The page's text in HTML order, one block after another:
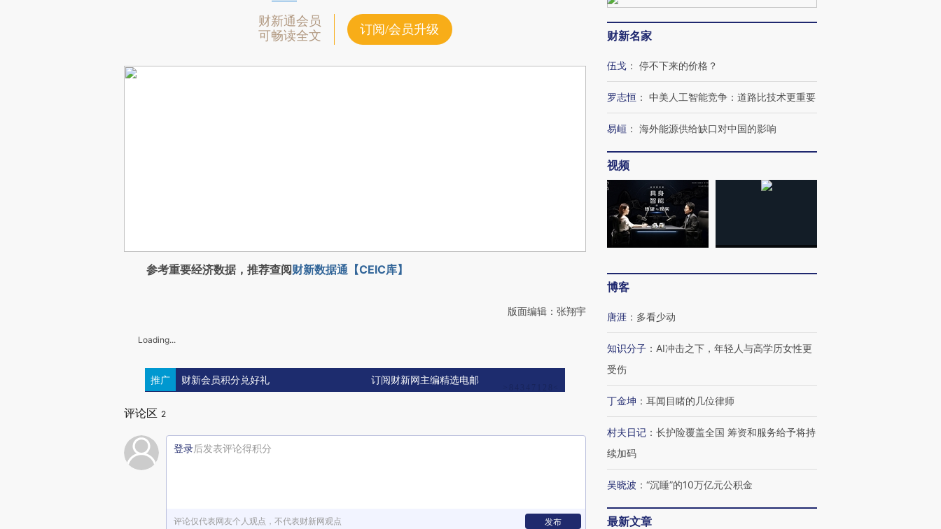
财新通会员
可畅读全文
订阅/会员升级
参考重要经济数据，推荐查阅财新数据通【CEIC库】
版面编辑：张翔宇
Loading...
推广 财新会员积分兑好礼 订阅财新网主编精选电邮
评论区 2
登录后发表评论得积分
评论仅代表网友个人观点，不代表财新网观点 发布
财新名家
伍戈 ： 停不下来的价格？
罗志恒 ： 中美人工智能竞争：道路比技术更重要
易峘 ： 海外能源供给缺口对中国的影响
视频
博客
唐涯 ： 多看少动
知识分子 ： AI冲击之下，年轻人与高学历女性更
受伤
丁金坤 ： 耳闻目睹的几位律师
村夫日记 ： 长护险覆盖全国 筹资和服务给予将持
续加码
吴晓波 ： “沉睡”的10万亿元公积金
最新文章